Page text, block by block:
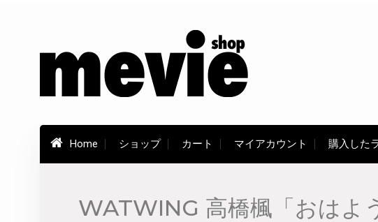
Home ショップ カート マイアカウント 購入した
WATWING 高橋楓「おはよ